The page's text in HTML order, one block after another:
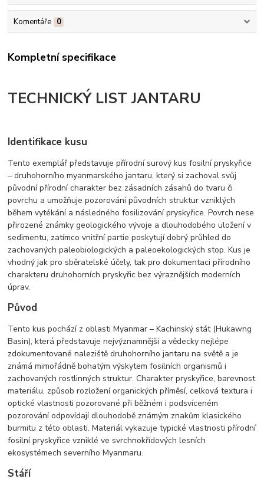
Komentáře 0
Kompletní specifikace
TECHNICKÝ LIST JANTARU
Identifikace kusu
Tento exemplář představuje přírodní surový kus fosilní pryskyřice
– druhohorního myanmarského jantaru, který si zachoval svůj
původní přírodní charakter bez zásadních zásahů do tvaru či
povrchu a umožňuje pozorování původních struktur vzniklých
během vytékání a následného fosilizování pryskyřice. Povrch nese
přirozené známky geologického vývoje a dlouhodobého uložení v
sedimentu, zatímco vnitřní partie poskytují dobrý průhled do
zachovaných paleobiologických a paleoekologických stop. Kus je
vhodný jak pro sběratelské účely, tak pro dokumentaci přírodního
charakteru druhohorních pryskyřic bez výraznějších moderních
úprav.
Původ
Tento kus pochází z oblasti Myanmar – Kachinský stát (Hukawng
Basin), která představuje nejvýznamnější a vědecky nejlépe
zdokumentované naleziště druhohorního jantaru na světě a je
známá mimořádně bohatým výskytem fosilních organismů i
zachovaných rostlinných struktur. Charakter pryskyřice, barevnost
materiálu, způsob rozložení organických příměsí, celková textura i
optické vlastnosti pozorované při běžném i podsvíceném
pozorování odpovídají dlouhodobě známým znakům klasického
burmitu z této oblasti. Materiál vykazuje typické vlastnosti přírodní
fosilní pryskyřice vzniklé ve svrchnokřídových lesních
ekosystémech severního Myanmaru.
Stáří